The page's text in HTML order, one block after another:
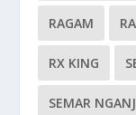
RAGAM
RX KING
SEMAR